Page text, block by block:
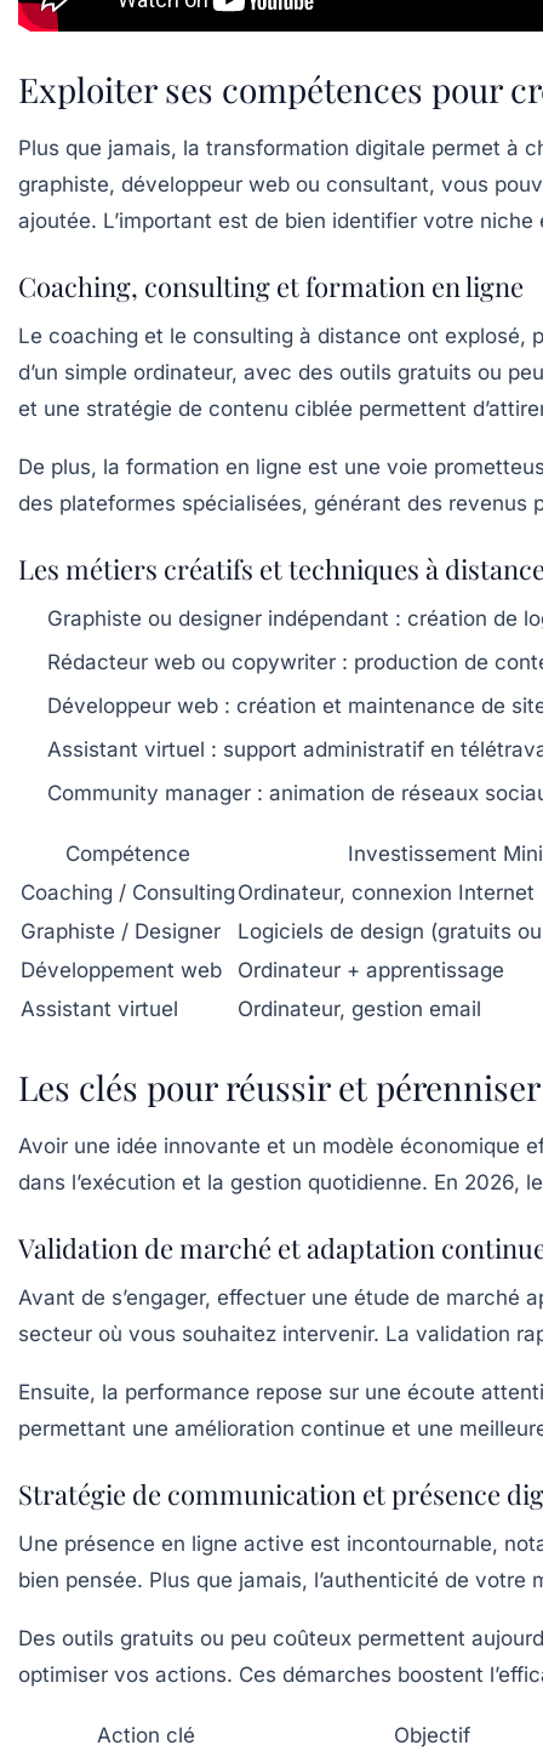
Exploiter ses compétences pour
Plus que jamais, la transformation digitale permet à
graphiste, développeur web ou consultant, vous
ajoutée. L’important est de bien identifier votre
Coaching, consulting et formation en ligne
Le coaching et le consulting à distance ont explosé,
d’un simple ordinateur, avec des outils gratuits ou
et une stratégie de contenu ciblée permettent
De plus, la formation en ligne est une voie
des plateformes spécialisées, générant des revenus
Les métiers créatifs et techniques à
Graphiste ou designer indépendant : création de
Rédacteur web ou copywriter : production de
Développeur web : création et maintenance de
Assistant virtuel : support administratif en
Community manager : animation de réseaux
Compétence
Investissement
Coaching / Consulting Ordinateur, connexion Internet
Graphiste / Designer
Logiciels de design (gratuits
Développement web
Ordinateur + apprentissage
Assistant virtuel
Ordinateur, gestion email
Les clés pour réussir et
Avoir une idée innovante et un modèle économique
dans l’exécution et la gestion quotidienne. En
Validation de marché et adaptation
Avant de s’engager, effectuer une étude de
secteur où vous souhaitez intervenir. La validation
Ensuite, la performance repose sur une écoute
permettant une amélioration continue et une
Stratégie de communication et présence
Une présence en ligne active est incontournable,
bien pensée. Plus que jamais, l’authenticité de
Des outils gratuits ou peu coûteux permettent
optimiser vos actions. Ces démarches boostent
Action clé
Objectif